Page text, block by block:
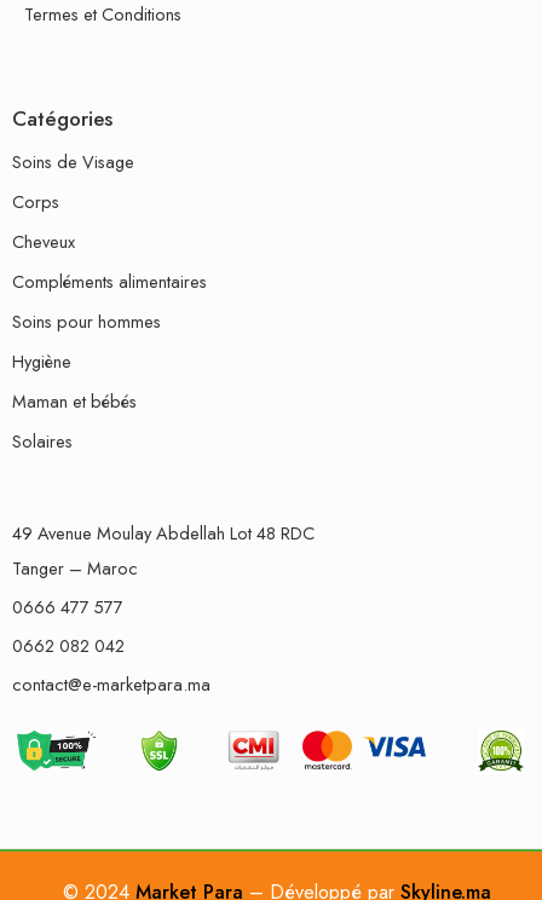
Termes et Conditions
Catégories
Soins de Visage
Corps
Cheveux
Compléments alimentaires
Soins pour hommes
Hygiène
Maman et bébés
Solaires
49 Avenue Moulay Abdellah Lot 48 RDC
Tanger – Maroc
0666 477 577
0662 082 042
contact@e-marketpara.ma
© 2024 Market Para – Développé par Skyline.ma